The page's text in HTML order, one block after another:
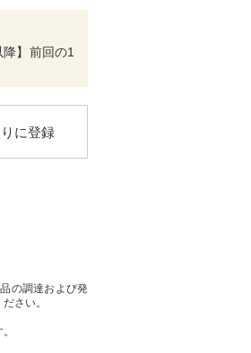
】前回の1
に登録
の調達および発
さい。